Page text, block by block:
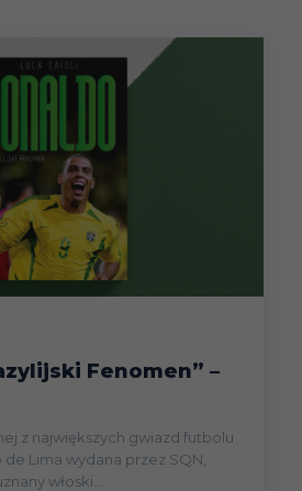
Fenomen” –
z największych gwiazd futbolu
de Lima wydana przez SQN,
włoski...